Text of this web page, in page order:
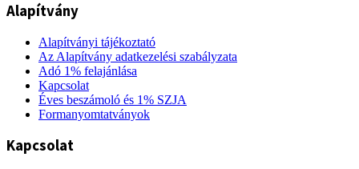
Alapítvány
Alapítványi tájékoztató
Az Alapítvány adatkezelési szabályzata
Adó 1% felajánlása
Kapcsolat
Éves beszámoló és 1% SZJA
Formanyomtatványok
Kapcsolat